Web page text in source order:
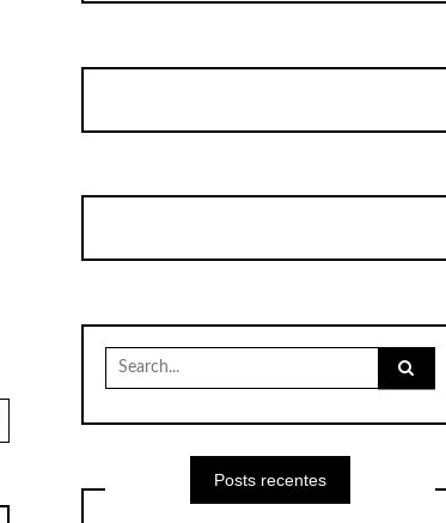
Search
for:
Posts recentes